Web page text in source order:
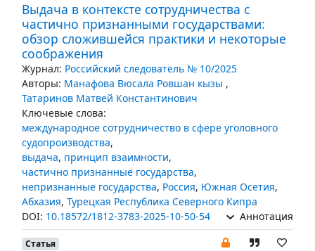
Выдача в контексте сотрудничества с
частично признанными государствами:
обзор сложившейся практики и некоторые
соображения
Журнал: Российский следователь № 10/2025
Авторы: Манафова Вюсала Ровшан кызы ,
Татаринов Матвей Константинович
Ключевые слова:
международное сотрудничество в сфере уголовного
судопроизводства,
выдача, принцип взаимности,
частично признанные государства,
непризнанные государства, Россия, Южная Осетия,
Абхазия, Турецкая Республика Северного Кипра
DOI: 10.18572/1812-3783-2025-10-50-54 Аннотация
Статья